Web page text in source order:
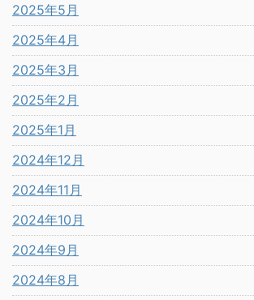
2025年5月
2025年4月
2025年3月
2025年2月
2025年1月
2024年12月
2024年11月
2024年10月
2024年9月
2024年8月